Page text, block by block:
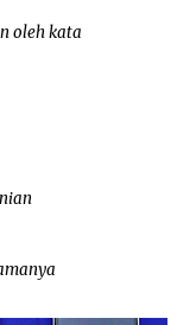
oleh kata